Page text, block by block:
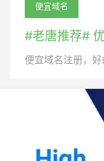
便宜域名
#老唐推荐#
便宜域名注册，